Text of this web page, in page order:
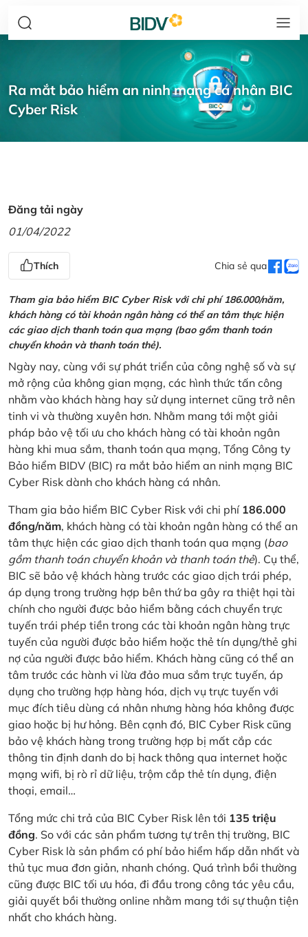
Ra mắt bảo hiểm an ninh mạng cá nhân BIC
Cyber Risk
Đăng tải ngày
01/04/2022
Thích Chia sẻ qua
Tham gia bảo hiểm BIC Cyber Risk với chi phí 186.000/năm,
khách hàng có tài khoản ngân hàng có thể an tâm thực hiện
các giao dịch thanh toán qua mạng (bao gồm thanh toán
chuyển khoản và thanh toán thẻ).
Ngày nay, cùng với sự phát triển của công nghệ số và sự
mở rộng của không gian mạng, các hình thức tấn công
nhằm vào khách hàng hay sử dụng internet cũng trở nên
tinh vi và thường xuyên hơn. Nhằm mang tới một giải
pháp bảo vệ tối ưu cho khách hàng có tài khoản ngân
hàng khi mua sắm, thanh toán qua mạng, Tổng Công ty
Bảo hiểm BIDV (BIC) ra mắt bảo hiểm an ninh mạng BIC
Cyber Risk dành cho khách hàng cá nhân.
Tham gia bảo hiểm BIC Cyber Risk với chi phí 186.000
đồng/năm, khách hàng có tài khoản ngân hàng có thể an
tâm thực hiện các giao dịch thanh toán qua mạng (bao
gồm thanh toán chuyển khoản và thanh toán thẻ). Cụ thể,
BIC sẽ bảo vệ khách hàng trước các giao dịch trái phép,
áp dụng trong trường hợp bên thứ ba gây ra thiệt hại tài
chính cho người được bảo hiểm bằng cách chuyển trực
tuyến trái phép tiền trong các tài khoản ngân hàng trực
tuyến của người được bảo hiểm hoặc thẻ tín dụng/thẻ ghi
nợ của người được bảo hiểm. Khách hàng cũng có thể an
tâm trước các hành vi lừa đảo mua sắm trực tuyến, áp
dụng cho trường hợp hàng hóa, dịch vụ trực tuyến với
mục đích tiêu dùng cá nhân nhưng hàng hóa không được
giao hoặc bị hư hỏng. Bên cạnh đó, BIC Cyber Risk cũng
bảo vệ khách hàng trong trường hợp bị mất cắp các
thông tin định danh do bị hack thông qua internet hoặc
mạng wifi, bị rò rỉ dữ liệu, trộm cắp thẻ tín dụng, điện
thoại, email…
Tổng mức chi trả của BIC Cyber Risk lên tới 135 triệu
đồng. So với các sản phẩm tương tự trên thị trường, BIC
Cyber Risk là sản phẩm có phí bảo hiểm hấp dẫn nhất và
thủ tục mua đơn giản, nhanh chóng. Quá trình bồi thường
cũng được BIC tối ưu hóa, đi đầu trong công tác yêu cầu,
giải quyết bồi thường online nhằm mang tới sự thuận tiện
nhất cho khách hàng.